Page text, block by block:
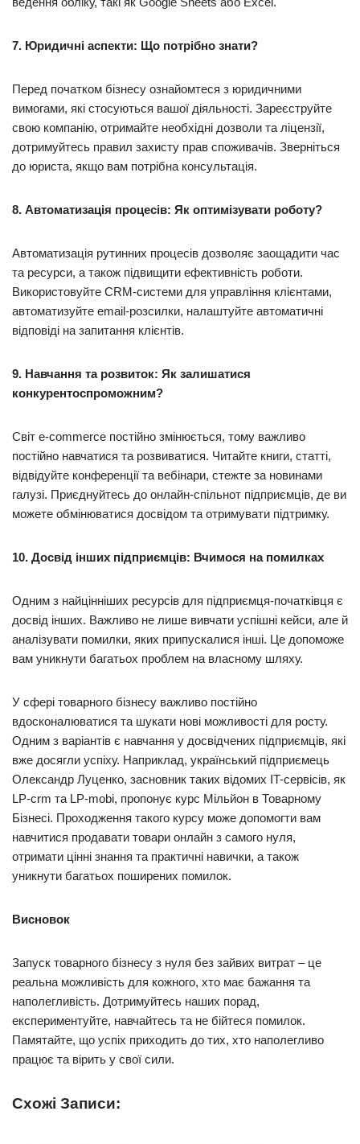
7. Юридичні аспекти: Що потрібно знати?
Перед початком бізнесу ознайомтеся з юридичними
вимогами, які стосуються вашої діяльності. Зареєструйте
свою компанію, отримайте необхідні дозволи та ліцензії,
дотримуйтесь правил захисту прав споживачів. Зверніться
до юриста, якщо вам потрібна консультація.
8. Автоматизація процесів: Як оптимізувати роботу?
Автоматизація рутинних процесів дозволяє заощадити час
та ресурси, а також підвищити ефективність роботи.
Використовуйте CRM-системи для управління клієнтами,
автоматизуйте email-розсилки, налаштуйте автоматичні
відповіді на запитання клієнтів.
9. Навчання та розвиток: Як залишатися
конкурентоспроможним?
Світ e-commerce постійно змінюється, тому важливо
постійно навчатися та розвиватися. Читайте книги, статті,
відвідуйте конференції та вебінари, стежте за новинами
галузі. Приєднуйтесь до онлайн-спільнот підприємців, де ви
можете обмінюватися досвідом та отримувати підтримку.
10. Досвід інших підприємців: Вчимося на помилках
Одним з найцінніших ресурсів для підприємця-початківця є
досвід інших. Важливо не лише вивчати успішні кейси, але й
аналізувати помилки, яких припускалися інші. Це допоможе
вам уникнути багатьох проблем на власному шляху.
У сфері товарного бізнесу важливо постійно
вдосконалюватися та шукати нові можливості для росту.
Одним з варіантів є навчання у досвідчених підприємців, які
вже досягли успіху. Наприклад, український підприємець
Олександр Луценко, засновник таких відомих IT-сервісів, як
LP-crm та LP-mobi, пропонує курс Мільйон в Товарному
Бізнесі. Проходження такого курсу може допомогти вам
навчитися продавати товари онлайн з самого нуля,
отримати цінні знання та практичні навички, а також
уникнути багатьох поширених помилок.
Висновок
Запуск товарного бізнесу з нуля без зайвих витрат – це
реальна можливість для кожного, хто має бажання та
наполегливість. Дотримуйтесь наших порад,
експериментуйте, навчайтесь та не бійтеся помилок.
Памятайте, що успіх приходить до тих, хто наполегливо
працює та вірить у свої сили.
Схожі Записи: